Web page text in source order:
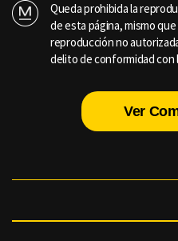
Queda prohibida la
de esta página, mismo
reproducción no
delito de conformidad con
Ver